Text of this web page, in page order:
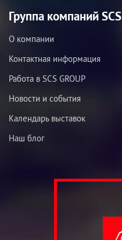
Группа компаний SCS
О компании
Контактная информация
Работа в SCS GROUP
Новости и события
Календарь выставок
Наш блог